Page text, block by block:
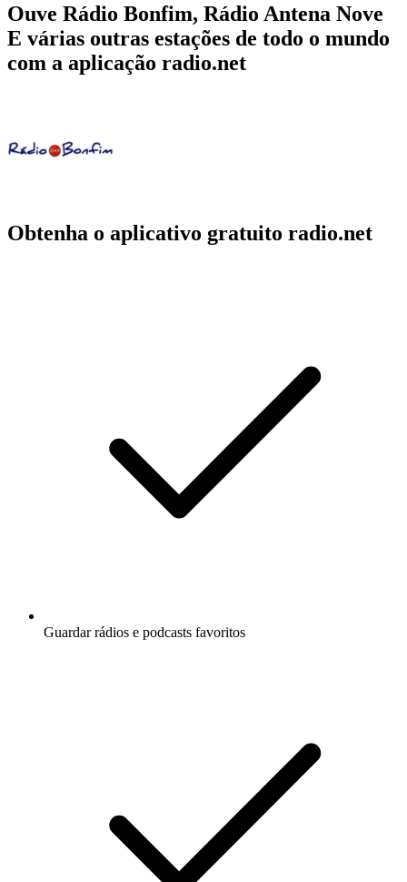
Ouve Rádio Bonfim, Rádio Antena Nove
E várias outras estações de todo o mundo
com a aplicação radio.net
Obtenha o aplicativo gratuito radio.net
Guardar rádios e podcasts favoritos